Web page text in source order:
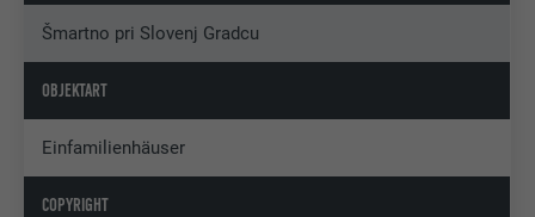
Šmartno pri Slovenj Gradcu
OBJEKTART
Einfamilienhäuser
COPYRIGHT